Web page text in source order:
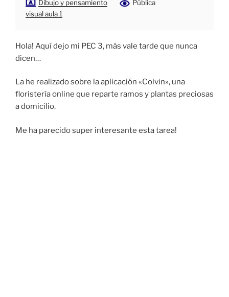
Dibujo y pensamiento
visual aula 1
Pública
Hola! Aquí dejo mi PEC 3, más vale tarde que nunca
dicen…
La he realizado sobre la aplicación «Colvin», una
floristería online que reparte ramos y plantas preciosas
a domicilio.
Me ha parecido super interesante esta tarea!